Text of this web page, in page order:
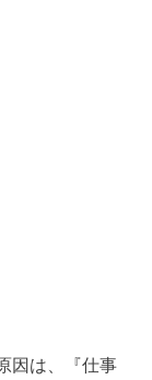
因は、『仕事